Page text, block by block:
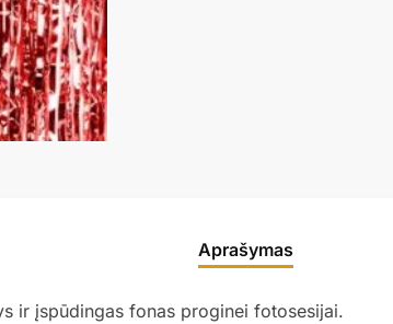
Aprašymas
ir įspūdingas fonas proginei fotosesijai.